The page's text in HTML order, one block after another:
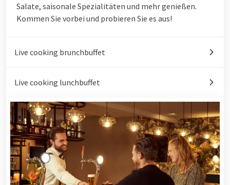
Salate, saisonale Spezialitäten und mehr genießen.
Kommen Sie vorbei und probieren Sie es aus!
Live cooking brunchbuffet
Live cooking lunchbuffet